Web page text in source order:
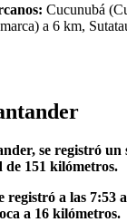
Cucunubá
a 6 km,
se registró un
151 kilómetros.
registró a las 7:53
a 16 kilómetros.